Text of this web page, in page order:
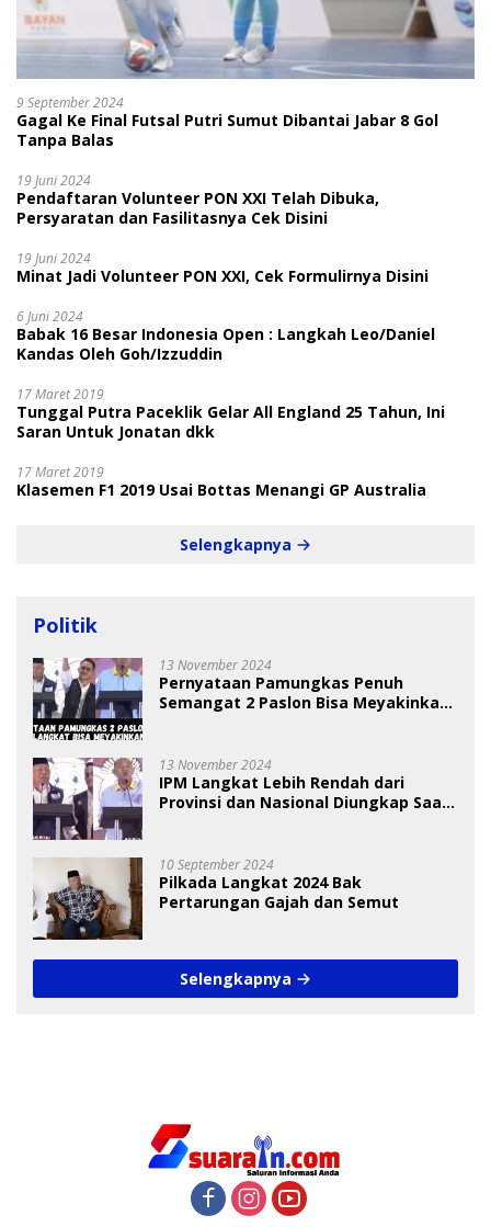
9 September 2024
Gagal Ke Final Futsal Putri Sumut Dibantai Jabar 8 Gol
Tanpa Balas
19 Juni 2024
Pendaftaran Volunteer PON XXI Telah Dibuka,
Persyaratan dan Fasilitasnya Cek Disini
19 Juni 2024
Minat Jadi Volunteer PON XXI, Cek Formulirnya Disini
6 Juni 2024
Babak 16 Besar Indonesia Open : Langkah Leo/Daniel
Kandas Oleh Goh/Izzuddin
17 Maret 2019
Tunggal Putra Paceklik Gelar All England 25 Tahun, Ini
Saran Untuk Jonatan dkk
17 Maret 2019
Klasemen F1 2019 Usai Bottas Menangi GP Australia
Selengkapnya
Politik
13 November 2024
Pernyataan Pamungkas Penuh
Semangat 2 Paslon Bisa Meyakinkan
13 November 2024
IPM Langkat Lebih Rendah dari
Provinsi dan Nasional Diungkap Saat
10 September 2024
Pilkada Langkat 2024 Bak
Pertarungan Gajah dan Semut
Selengkapnya